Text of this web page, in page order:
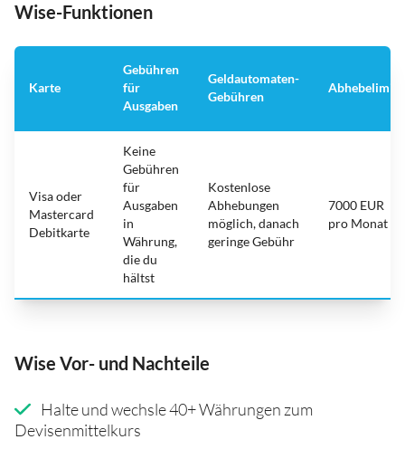
Wise-Funktionen
Karte
Gebühren
für
Ausgaben
Geldautomaten-
Gebühren
Abhebelimit
Visa oder
Mastercard
Debitkarte
Keine
Gebühren
für
Ausgaben
in
Währung,
die du
hältst
Kostenlose
Abhebungen
möglich, danach
geringe Gebühr
7000 EUR
pro Monat
Wise Vor- und Nachteile
Halte und wechsle 40+ Währungen zum
Devisenmittelkurs